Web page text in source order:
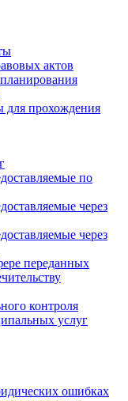
актов
для прохождения
по
через
через
переданных
контроля
услуг
ошибках